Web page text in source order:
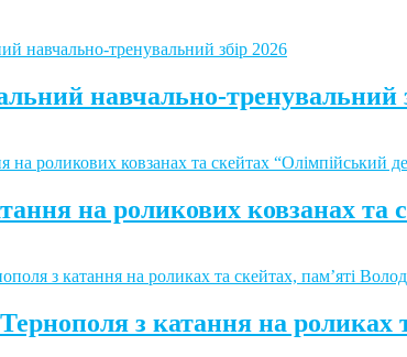
навчально-тренувальний
на роликових ковзанах та
з катання на